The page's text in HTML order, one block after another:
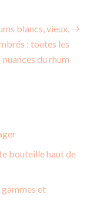
blancs, vieux,
: toutes les
nuances du rhum
bouteille haut de
et